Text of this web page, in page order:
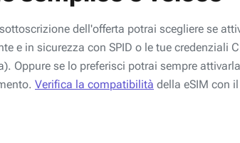
dell'offerta potrai scegliere se
e in sicurezza con SPID o le tue credenziali
Oppure se lo preferisci potrai sempre
Verifica la compatibilità della eSIM con